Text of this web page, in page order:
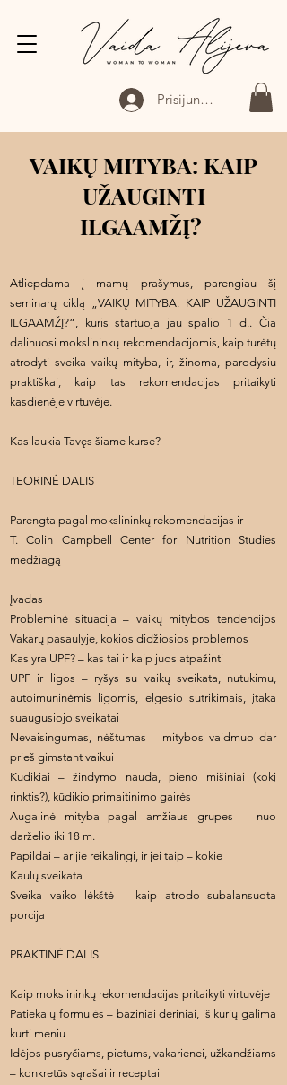
Prisijungti
VAIKŲ MITYBA: KAIP
UŽAUGINTI
ILGAAMŽĮ?
Atliepdama į mamų prašymus, parengiau šį
seminarų ciklą „VAIKŲ MITYBA: KAIP UŽAUGINTI
ILGAAMŽĮ?“, kuris startuoja jau spalio 1 d.. Čia
dalinuosi mokslininkų rekomendacijomis, kaip turėtų
atrodyti sveika vaikų mityba, ir, žinoma, parodysiu
praktiškai, kaip tas rekomendacijas pritaikyti
kasdienėje virtuvėje.
Kas laukia Tavęs šiame kurse?
TEORINĖ DALIS
Parengta pagal mokslininkų rekomendacijas ir
T. Colin Campbell Center for Nutrition Studies
medžiagą
Įvadas
Probleminė situacija – vaikų mitybos tendencijos
Vakarų pasaulyje, kokios didžiosios problemos
Kas yra UPF? – kas tai ir kaip juos atpažinti
UPF ir ligos – ryšys su vaikų sveikata, nutukimu,
autoimuninėmis ligomis, elgesio sutrikimais, įtaka
suaugusiojo sveikatai
Nevaisingumas, nėštumas – mitybos vaidmuo dar
prieš gimstant vaikui
Kūdikiai – žindymo nauda, pieno mišiniai (kokį
rinktis?), kūdikio primaitinimo gairės
Augalinė mityba pagal amžiaus grupes – nuo
darželio iki 18 m.
Papildai – ar jie reikalingi, ir jei taip – kokie
Kaulų sveikata
Sveika vaiko lėkštė – kaip atrodo subalansuota
porcija
PRAKTINĖ DALIS
Kaip mokslininkų rekomendacijas pritaikyti virtuvėje
Patiekalų formulės – baziniai deriniai, iš kurių galima
kurti meniu
Idėjos pusryčiams, pietums, vakarienei, užkandžiams
– konkretūs sąrašai ir receptai